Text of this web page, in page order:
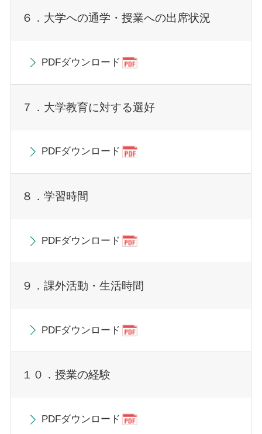
６．大学への通学・授業への出席状況
PDFダウンロード
７．大学教育に対する選好
PDFダウンロード
８．学習時間
PDFダウンロード
９．課外活動・生活時間
PDFダウンロード
１０．授業の経験
PDFダウンロード